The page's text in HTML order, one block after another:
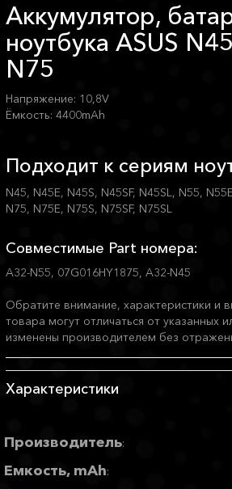
Аккумулятор,
ноутбука ASUS
N75
Напряжение: 10,8V
Ёмкость: 4400mAh
Подходит к сериям
N45, N45E, N45S, N45SF, N45SL, N55,
N75, N75E, N75S, N75SF, N75SL
Совместимые Part номера:
A32-N55, 07G016HY1875, A32-N45
Обратите внимание, характеристики и
товара могут отличаться от указанных
изменены производителем без
Характеристики
Производитель:
Емкость, mAh: